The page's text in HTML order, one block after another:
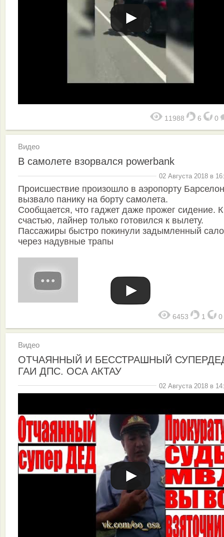
11988 6 0
Видео
В самолете взорвался powerbank
02 Августа 2018 в
Происшествие произошло в аэропорту
вызвало панику на борту самолета.
Сообщается, что гаджет даже прожег сидение. К
счастью, лайнер только готовился к вылету.
Пассажиры быстро покинули задымленный
через надувные трапы
6453 1 0
Видео
ОТЧАЯННЫЙ И БЕССТРАШНЫЙ
ГАИ ДПС. ОСА АКТАУ
02 Августа 2018 в